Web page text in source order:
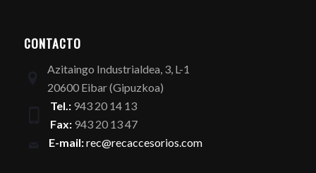
CONTACTO
Azitaingo Industrialdea, 3, L-1
20600 Eibar (Gipuzkoa)
Tel.:943 20 14 13
Fax:943 20 13 47
E-mail:rec@recaccesorios.com